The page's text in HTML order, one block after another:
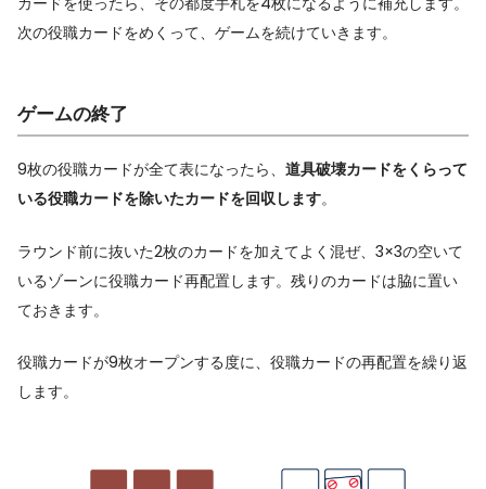
次の役職カードをめくって、ゲームを続けていきます。
ゲームの終了
9枚の役職カードが全て表になったら、 道具破壊カードをくらって
いる役職カードを除いたカードを回収します。
ラウンド前に抜いた2枚のカードを加えてよく混ぜ、3×3の空いて
いるゾーンに役職カード再配置します。残りのカードは脇に置い
ておきます。
役職カードが9枚オープンする度に、役職カードの再配置を繰り返
します。